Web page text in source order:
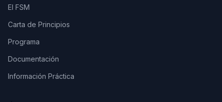
El FSM
Carta de Principios
Programa
Documentación
Información Práctica